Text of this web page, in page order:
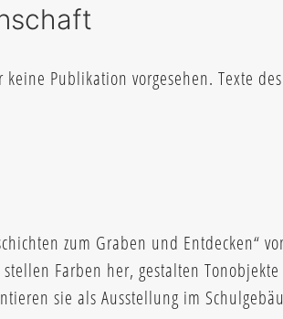
Publikation vorgesehen. Texte
zum Graben und Entdecken“
Farben her, gestalten
sie als Ausstellung im